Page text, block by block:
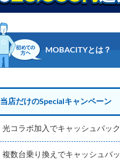
MOBACITYとは？
当店だけのSpecialキャンペーン
光コラボ加入でキャッシュバック
複数台乗り換えでキャッシュバッ